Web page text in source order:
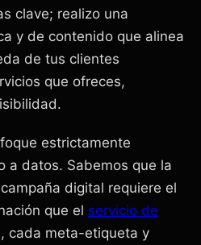
clave; realizo una
y de contenido que alinea
de tus clientes
que ofreces,
estrictamente
a datos. Sabemos que la
digital requiere el
que el servicio de
cada meta-etiqueta y